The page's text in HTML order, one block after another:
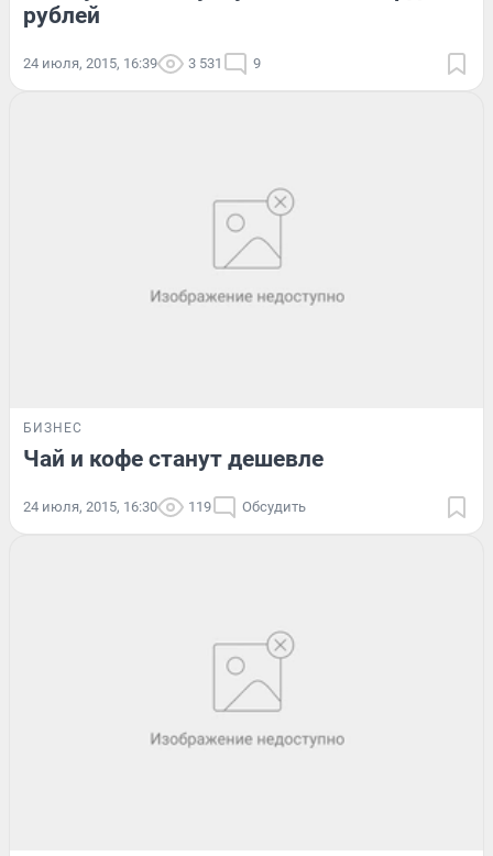
рублей
24 июля, 2015, 16:39 3 531 9
БИЗНЕС
Чай и кофе станут дешевле
24 июля, 2015, 16:30 119 Обсудить